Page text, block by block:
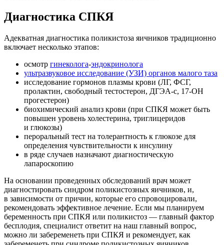
Диагностика СПКЯ
Адекватная диагностика поликистоза яичников традиционно
включает несколько этапов:
осмотр гинеколога-эндокринолога
ультразвуковое исследование (УЗИ) органов малого таза
исследование гормонов плазмы крови (ЛГ, ФСГ,
пролактин, свободный тестостерон, ДГЭА-с, 17-ОН
прогестерон)
биохимический анализ крови (при СПКЯ может быть
повышен уровень холестерина, триглицеридов
и глюкозы)
пероральный тест на толерантность к глюкозе для
определения чувствительности к инсулину
в ряде случаев назначают диагностическую
лапароскопию
На основании проведенных обследований врач может
диагностировать синдром поликистозных яичников, и,
в зависимости от причин, которые его спровоцировали,
рекомендовать эффективное лечение. Если мы планируем
беременность при СПКЯ или поликистоз — главный фактор
бесплодия, специалист ответит на наш главный вопрос,
можно ли забеременеть при СПКЯ и рекомендует, как